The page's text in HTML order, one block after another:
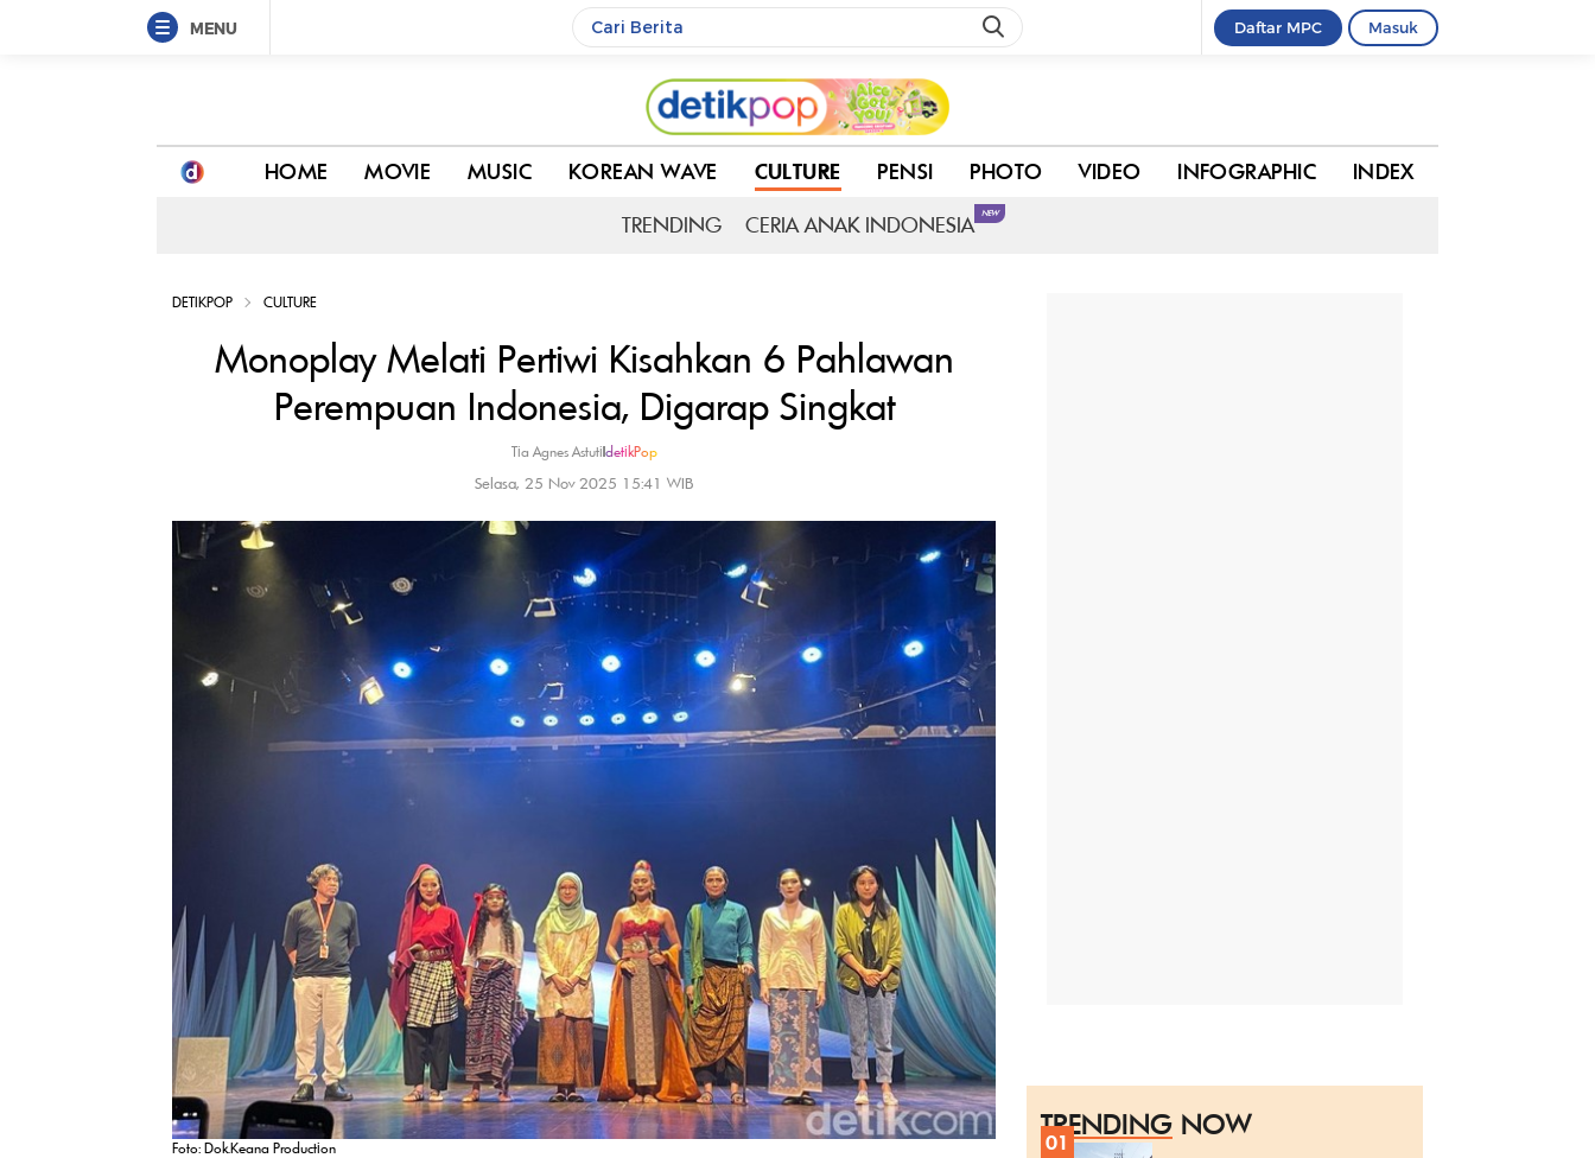
MENU Daftar MPC Masuk
HOME MOVIE MUSIC KOREAN WAVE CULTURE PENSI PHOTO VIDEO INFOGRAPHIC
INDEX
TRENDING
CERIA ANAK INDONESIA NEW
Monoplay Melati Pertiwi Kisahkan 6 Pahlawan Perempuan Indonesia, Digarap Singkat 0 komentar BAGIKAN
DETIKPOP CULTURE
Monoplay Melati Pertiwi Kisahkan 6 Pahlawan
Perempuan Indonesia, Digarap Singkat
Tia Agnes Astuti|detikPop
Selasa, 25 Nov 2025 15:41 WIB
Foto: Dok.Keana Production
TRENDING NOW
01